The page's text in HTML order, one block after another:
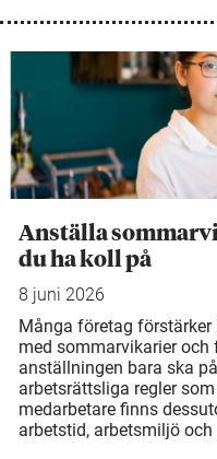
Anställa
du ha koll på
8 juni 2026
Många företag
med sommarvikarier och
anställningen bara ska
arbetsrättsliga regler
medarbetare finns
arbetstid, arbetsmiljö